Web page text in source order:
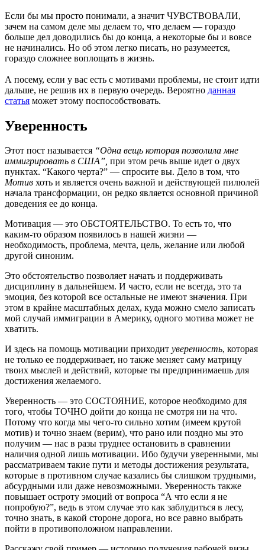
Если бы мы просто понимали, а значит ЧУВСТВОВАЛИ,
зачем на самом деле мы делаем то, что делаем — гораздо
больше дел доводились бы до конца, а некоторые бы и вовсе
не начинались. Но об этом легко писать, но разумеется,
гораздо сложнее воплощать в жизнь.
А посему, если у вас есть с мотивами проблемы, не стоит идти
дальше, не решив их в первую очередь. Вероятно данная
статья может этому поспособствовать.
Уверенность
Этот пост называется “Одна вещь которая позволила мне
иммигрировать в США”, при этом речь выше идет о двух
пунктах. “Какого черта?” — спросите вы. Дело в том, что
Мотив хоть и является очень важной и действующей пилюлей
начала трансформации, он редко является основной причиной
доведения ее до конца.
Мотивация — это ОБСТОЯТЕЛЬСТВО. То есть то, что
каким-то образом появилось в нашей жизни —
необходимость, проблема, мечта, цель, желание или любой
другой синоним.
Это обстоятельство позволяет начать и поддерживать
дисциплину в дальнейшем. И часто, если не всегда, это та
эмоция, без которой все остальные не имеют значения. При
этом в крайне масштабных делах, куда можно смело записать
мой случай иммиграции в Америку, одного мотива может не
хватить.
И здесь на помощь мотивации приходит уверенность, которая
не только ее поддерживает, но также меняет саму матрицу
твоих мыслей и действий, которые ты предпринимаешь для
достижения желаемого.
Уверенность — это СОСТОЯНИЕ, которое необходимо для
того, чтобы ТОЧНО дойти до конца не смотря ни на что.
Потому что когда мы чего-то сильно хотим (имеем крутой
мотив) и точно знаем (верим), что рано или поздно мы это
получим — нас в разы труднее остановить в сравнении
наличия одной лишь мотивации. Ибо будучи уверенными, мы
рассматриваем такие пути и методы достижения результата,
которые в противном случае казались бы слишком трудными,
абсурдными или даже невозможными. Уверенность также
повышает остроту эмоций от вопроса “А что если я не
попробую?”, ведь в этом случае это как заблудиться в лесу,
точно знать, в какой стороне дорога, но все равно выбрать
пойти в противоположном направлении.